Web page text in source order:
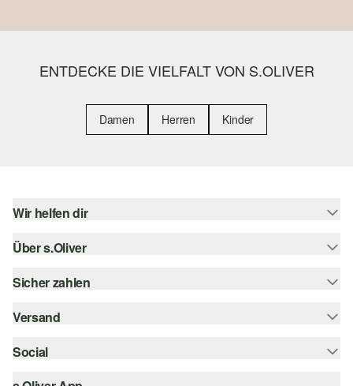
ENTDECKE DIE VIELFALT VON S.OLIVER
Damen Herren Kinder
Wir helfen dir
Hilfe & FAQ
Über s.Oliver
Newsletter
Sicher zahlen
Rechnung
Versand
Sendungsverfolgung
Post AT
Social